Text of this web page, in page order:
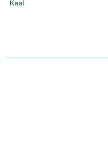
Kaal